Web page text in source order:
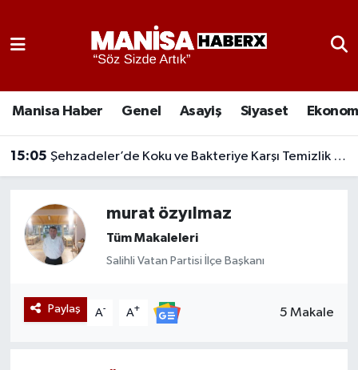
Manisa Haber Genel Asayiş Siyaset
15:05 Şehzadeler’de Koku ve Bakteriye Karşı Temizlik Seferberliği
murat özyılmaz
Tüm Makaleleri
Salihli Vatan Partisi İlçe Başkanı
Paylaş A- A+ 5 Makale
Güncel
Gündem
Kültür-Sanat
Manisa Nöbetçi Eczaneler
Süper Lig Puan Durumu ve Fikstür
Tüm Manşetler
Son Dakika Haberleri